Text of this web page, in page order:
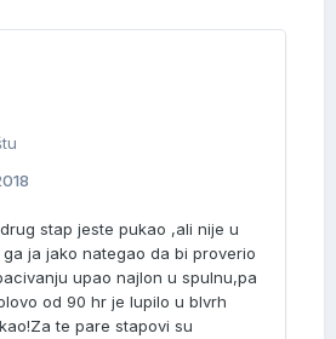
stap jeste pukao ,ali nije u
ja jako nategao da bi proverio
upao najlon u spulnu,pa
od 90 hr je lupilo u blvrh
te pare stapovi su